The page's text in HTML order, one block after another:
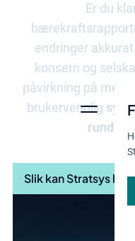
Er du
endringer
konsern og
påvirkning på
brukervennlig
rundt
Slik kan Stratsys